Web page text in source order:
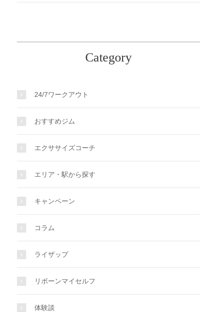
Category
24/7ワークアウト
おすすめジム
エクササイズコーチ
エリア・駅から探す
キャンペーン
コラム
ライザップ
リボーンマイセルフ
体験談